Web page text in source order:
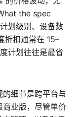
the spec
划级别、设备数
折扣通常在 15–
计划往往是最省
细节是跨平台与
业版，尽管单价